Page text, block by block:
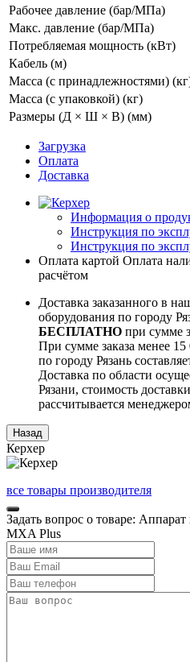
Рабочее давление (бар/МПа)
Макс. давление (бар/МПа)
Потребляемая мощность (кВт)
Кабель (м)
Масса (с принадлежностями)
Масса (с упаковкой) (кг)
Размеры (Д × Ш × В) (мм)
Загрузка
Оплата
Доставка
Информация о
Инструкция по
Инструкция по
Оплата картой Оплата
расчётом
Доставка заказанного в
оборудования по городу
БЕСПЛАТНО при сумме
При сумме заказа менее 15
по городу Рязань
Доставка по области
Рязани, стоимость
рассчитывается
Керхер
все товары производителя
Задать вопрос о товаре:
MXA Plus